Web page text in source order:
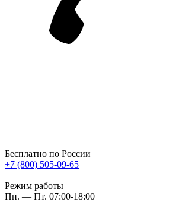
Бесплатно по России
+7 (800) 505-09-65
Режим работы
Пн. — Пт. 07:00-18:00